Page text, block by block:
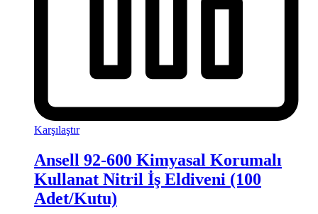
Karşılaştır
Ansell 92-600 Kimyasal Korumalı
Kullanat Nitril İş Eldiveni (100
Adet/Kutu)